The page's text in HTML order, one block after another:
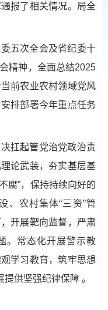
报了相关情况。局全
五次全会及省纪委十
精神，全面总结2025
前农业农村领域党风
排部署今年重点任务
扛起管党治党政治责
论武装，夯实基层基
腐”，保持持续向好的
、农村集体“三资”管
开展靶向监督，严肃
。常态化开展警示教
学习教育，筑牢思想
提供坚强纪律保障 。